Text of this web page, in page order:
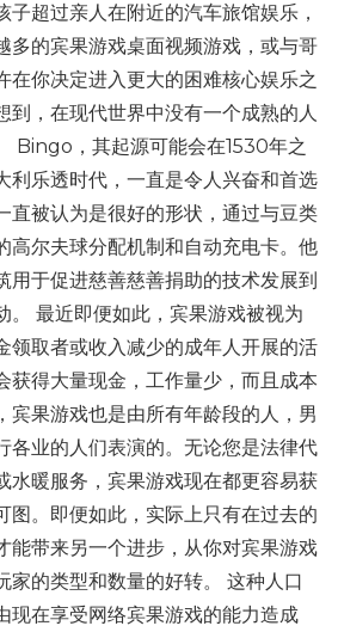
子超过亲人在附近的汽车旅馆娱乐，
多的宾果游戏桌面视频游戏，或与哥
在你决定进入更大的困难核心娱乐之
到，在现代世界中没有一个成熟的人
Bingo，其起源可能会在1530年之
利乐透时代，一直是令人兴奋和首选
直被认为是很好的形状，通过与豆类
高尔夫球分配机制和自动充电卡。他
用于促进慈善慈善捐助的技术发展到
。 最近即便如此，宾果游戏被视为
领取者或收入减少的成年人开展的活
获得大量现金，工作量少，而且成本
宾果游戏也是由所有年龄段的人，男
各业的人们表演的。无论您是法律代
水暖服务，宾果游戏现在都更容易获
图。即便如此，实际上只有在过去的
能带来另一个进步，从你对宾果游戏
家的类型和数量的好转。 这种人口
现在享受网络宾果游戏的能力造成